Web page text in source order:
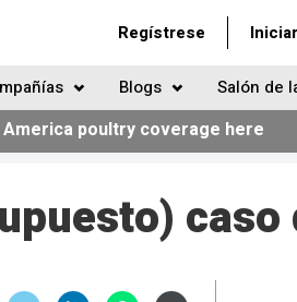
Regístrese
Blogs Salón de
America poultry coverage here